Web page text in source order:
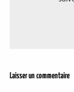
Laisser un commentaire